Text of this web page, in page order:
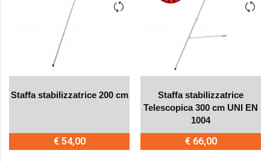
Staffa stabilizzatrice 200 cm
€ 54,00
Staffa stabilizzatrice
Telescopica 300 cm UNI EN
1004
€ 66,00